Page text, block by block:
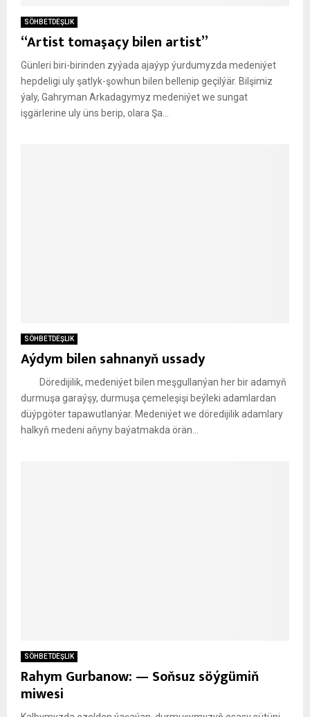
SÖHBETDEŞLIK
“Artist tomaşaçy bilen artist”
Günleri biri-birinden zyýada ajaýyp ýurdumyzda medeniýet
hepdeligi uly şatlyk-şowhun bilen bellenip geçilýär. Bilşimiz
ýaly, Gahryman Arkadagymyz medeniýet we sungat
işgärlerine uly üns berip, olara Şa...
SÖHBETDEŞLIK
Aýdym bilen sahnanyň ussady
Döredijilik, medeniýet bilen meşgullanýan her bir adamyň
durmuşa garaýşy, durmuşa çemeleşişi beýleki adamlardan
düýpgöter tapawutlanýar. Medeniýet we döredijilik adamlary
halkyň medeni aňyny baýatmakda örän...
SÖHBETDEŞLIK
Rahym Gurbanow: — Soňsuz söýgümiň
miwesi